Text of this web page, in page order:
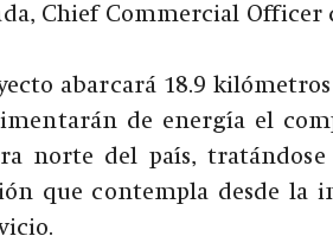
Chief Commercial Officer
abarcará 18.9
de energía el
norte del país,
que contempla desde la